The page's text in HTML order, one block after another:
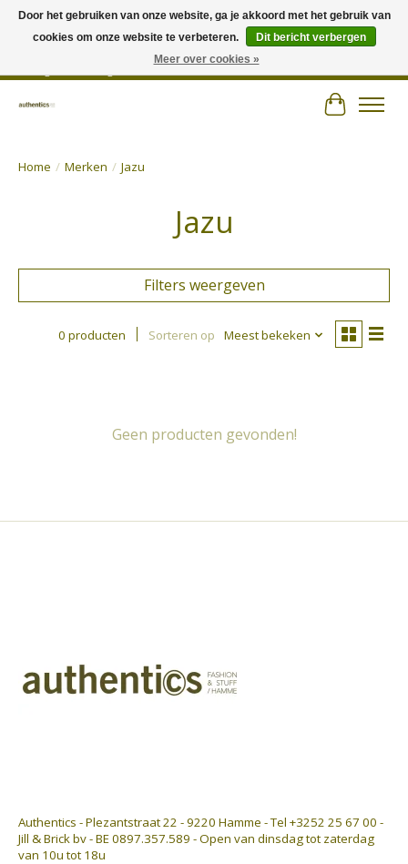
Wij hechten veel belang aan persoonlijk advies en zorgen voor jouw outfit! |
Authentics - Plezantstraat 22 - 9220 Hamme - Tel 052 25 67 00 - Open van
Home / Merken / Jazu
Jazu
Filters weergeven
0 producten Sorteren op Meest bekeken
Geen producten gevonden!
Authentics - Plezantstraat 22 - 9220 Hamme - Tel +3252 25 67 00 -
Jill & Brick bv - BE 0897.357.589 - Open van dinsdag tot zaterdag
van 10u tot 18u
Door het gebruiken van onze website, ga je akkoord met het gebruik van
cookies om onze website te verbeteren.
Dit bericht verbergen
Meer over cookies »